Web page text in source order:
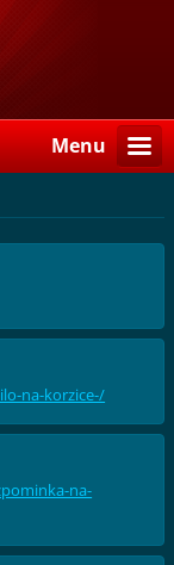
Menu
na-korzice-/
na-